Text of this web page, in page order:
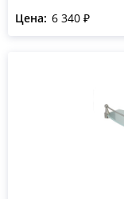
Цена: 6 340 ₽